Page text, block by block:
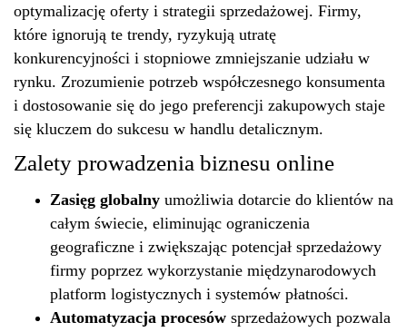
optymalizację oferty i strategii sprzedażowej. Firmy,
które ignorują te trendy, ryzykują utratę
konkurencyjności i stopniowe zmniejszanie udziału w
rynku. Zrozumienie potrzeb współczesnego konsumenta
i dostosowanie się do jego preferencji zakupowych staje
się kluczem do sukcesu w handlu detalicznym.
Zalety prowadzenia biznesu online
Zasięg globalny umożliwia dotarcie do klientów na
całym świecie, eliminując ograniczenia
geograficzne i zwiększając potencjał sprzedażowy
firmy poprzez wykorzystanie międzynarodowych
platform logistycznych i systemów płatności.
Automatyzacja procesów sprzedażowych pozwala